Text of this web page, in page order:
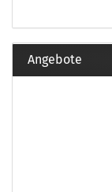
Angebote